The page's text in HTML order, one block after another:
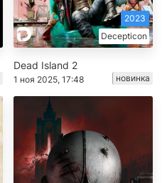
Decepticon
2023
Dead Island 2
1 ноя 2025, 17:48 новинка